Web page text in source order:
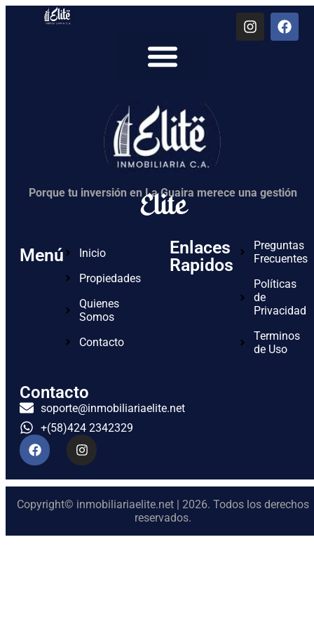
Porque tu inversión en La Guaira merece una gestión
Elite
Menú
Inicio
Propiedades
Quienes
Somos
Contacto
Enlaces
Rapidos
Preguntas
Frecuentes
Políticas
de
Privacidad
Terminos
de Uso
Contacto
soporte@inmobiliariaelite.net
+(58)424 2342329
Copyright© inmobiliariaelite.net | 2026. Todos los derechos
reservados.